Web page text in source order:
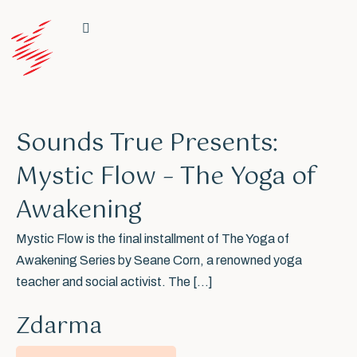
Sounds True Presents:
Mystic Flow – The Yoga of
Awakening
Mystic Flow is the final installment of The Yoga of
Awakening Series by Seane Corn, a renowned yoga
teacher and social activist. The […]
Zdarma